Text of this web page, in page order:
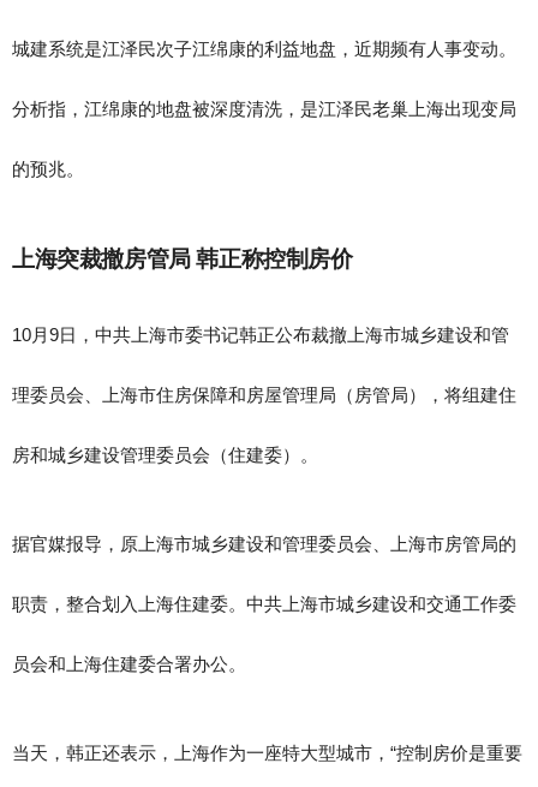
城建系统是江泽民次子江绵康的利益地盘，近期频有人事变动。
分析指，江绵康的地盘被深度清洗，是江泽民老巢上海出现变局
的预兆。
上海突裁撤房管局 韩正称控制房价
10月9日，中共上海市委书记韩正公布裁撤上海市城乡建设和管
理委员会、上海市住房保障和房屋管理局（房管局），将组建住
房和城乡建设管理委员会（住建委）。
据官媒报导，原上海市城乡建设和管理委员会、上海市房管局的
职责，整合划入上海住建委。中共上海市城乡建设和交通工作委
员会和上海住建委合署办公。
当天，韩正还表示，上海作为一座特大型城市，“控制房价是重要